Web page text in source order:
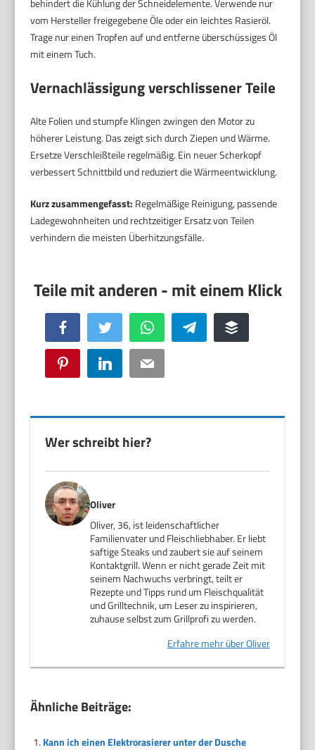
vom Hersteller freigegebene Öle oder ein leichtes Rasieröl.
Trage nur einen Tropfen auf und entferne überschüssiges Öl
mit einem Tuch.
Vernachlässigung verschlissener Teile
Alte Folien und stumpfe Klingen zwingen den Motor zu
höherer Leistung. Das zeigt sich durch Ziepen und Wärme.
Ersetze Verschleißteile regelmäßig. Ein neuer Scherkopf
verbessert Schnittbild und reduziert die Wärmeentwicklung.
Kurz zusammengefasst: Regelmäßige Reinigung, passende
Ladegewohnheiten und rechtzeitiger Ersatz von Teilen
verhindern die meisten Überhitzungsfälle.
Facebook Twitter WhatsApp Telegram Buffer
Pinterest LinkedIn Email
Wer schreibt hier?
Oliver
Oliver, 36, ist leidenschaftlicher
Familienvater und Fleischliebhaber. Er liebt
saftige Steaks und zaubert sie auf seinem
Kontaktgrill. Wenn er nicht gerade Zeit mit
seinem Nachwuchs verbringt, teilt er
Rezepte und Tipps rund um Fleischqualität
und Grilltechnik, um Leser zu inspirieren,
zuhause selbst zum Grillprofi zu werden.
Erfahre mehr über Oliver
Ähnliche Beiträge:
Kann ich einen Elektrorasierer unter der Dusche